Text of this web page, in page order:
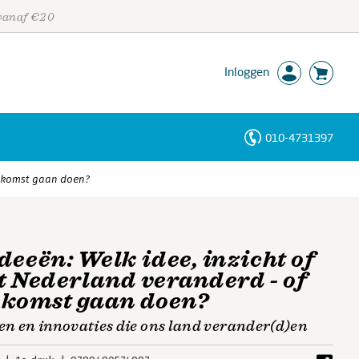
€20
Inloggen
010-4731397
gaan doen?
Welk idee, inzicht of
Nederland veranderd - of
gaan doen?
en innovaties die ons land verander(d)en
Personen